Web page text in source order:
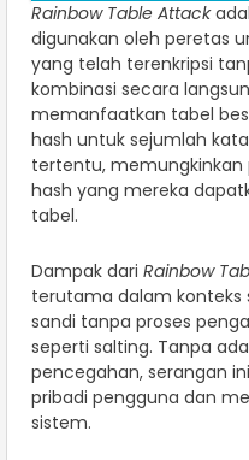
Rainbow Table Attack
digunakan oleh peretas
yang telah terenkripsi
kombinasi secara
memanfaatkan tabel
hash untuk sejumlah
tertentu, memungkinkan
hash yang mereka
tabel.
Dampak dari Rainbow
terutama dalam
sandi tanpa proses
seperti salting. Tanpa
pencegahan, serangan
pribadi pengguna dan
sistem.